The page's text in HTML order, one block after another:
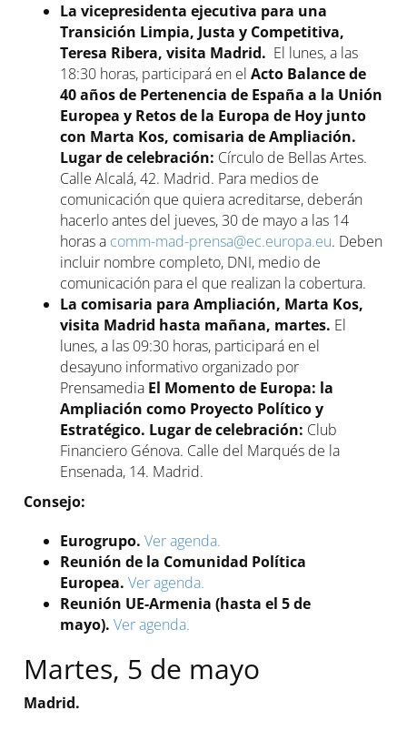
La vicepresidenta ejecutiva para una
Transición Limpia, Justa y Competitiva,
Teresa Ribera, visita Madrid. El lunes, a las
18:30 horas, participará en elActo Balance de
40 años de Pertenencia de España a la Unión
Europea y Retos de la Europa de Hoy junto
con Marta Kos, comisaria de Ampliación.
Lugar de celebración: Círculo de Bellas Artes.
Calle Alcalá, 42. Madrid. Para medios de
comunicación que quiera acreditarse, deberán
hacerlo antes del jueves, 30 de mayo a las 14
horas a comm-mad-prensa@ec.europa.eu. Deben
incluir nombre completo, DNI, medio de
comunicación para el que realizan la cobertura.
La comisaria para Ampliación, Marta Kos,
visita Madrid hasta mañana, martes. El
lunes, a las 09:30 horas, participará en el
desayuno informativo organizado por
Prensamedia El Momento de Europa: la
Ampliación como Proyecto Político y
Estratégico. Lugar de celebración: Club
Financiero Génova. Calle del Marqués de la
Ensenada, 14. Madrid.
Consejo:
Eurogrupo.Ver agenda.
Reunión de la Comunidad Política
Europea.Ver agenda.
Reunión UE-Armenia (hasta el 5 de
mayo).Ver agenda.
Martes, 5 de mayo
Madrid.